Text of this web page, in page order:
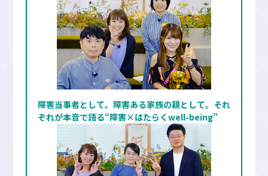
障害当事者として。障害ある家族の親として。それ
ぞれが本音で語る“障害×はたらくwell-being”